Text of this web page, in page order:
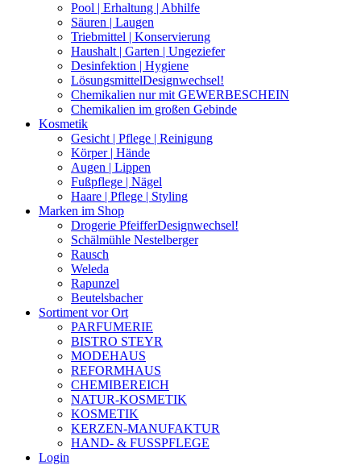
Pool | Erhaltung | Abhilfe
Säuren | Laugen
Triebmittel | Konservierung
Haushalt | Garten | Ungeziefer
Desinfektion | Hygiene
LösungsmittelDesignwechsel!
Chemikalien nur mit GEWERBESCHEIN
Chemikalien im großen Gebinde
Kosmetik
Gesicht | Pflege | Reinigung
Körper | Hände
Augen | Lippen
Fußpflege | Nägel
Haare | Pflege | Styling
Marken im Shop
Drogerie PfeifferDesignwechsel!
Schälmühle Nestelberger
Rausch
Weleda
Rapunzel
Beutelsbacher
Sortiment vor Ort
PARFUMERIE
BISTRO STEYR
MODEHAUS
REFORMHAUS
CHEMIBEREICH
NATUR-KOSMETIK
KOSMETIK
KERZEN-MANUFAKTUR
HAND- & FUSSPFLEGE
Login